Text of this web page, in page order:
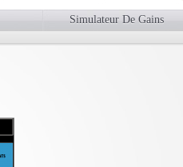
Simulateur De Gains